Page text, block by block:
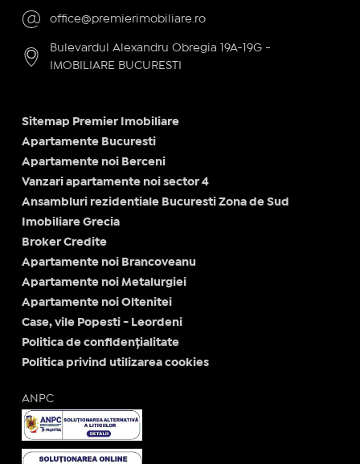
office@premierimobiliare.ro
Bulevardul Alexandru Obregia 19A-19G -
IMOBILIARE BUCURESTI
Sitemap Premier Imobiliare
Apartamente Bucuresti
Apartamente noi Berceni
Vanzari apartamente noi sector 4
Ansambluri rezidentiale Bucuresti Zona de Sud
Imobiliare Grecia
Broker Credite
Apartamente noi Brancoveanu
Apartamente noi Metalurgiei
Apartamente noi Oltenitei
Case, vile Popesti - Leordeni
Politica de confidențialitate
Politica privind utilizarea cookies
ANPC